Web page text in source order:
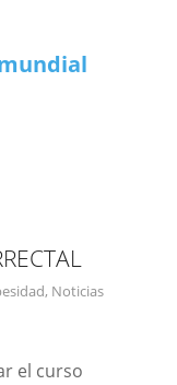
, Noticias
el curso